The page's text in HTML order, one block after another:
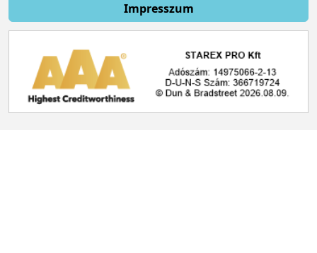
Impresszum